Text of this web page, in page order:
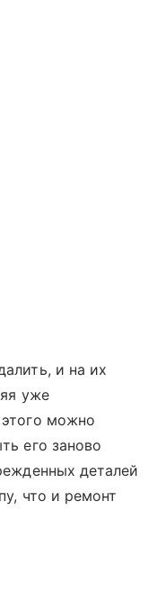
и на их
уже
можно
его заново
деталей
что и ремонт